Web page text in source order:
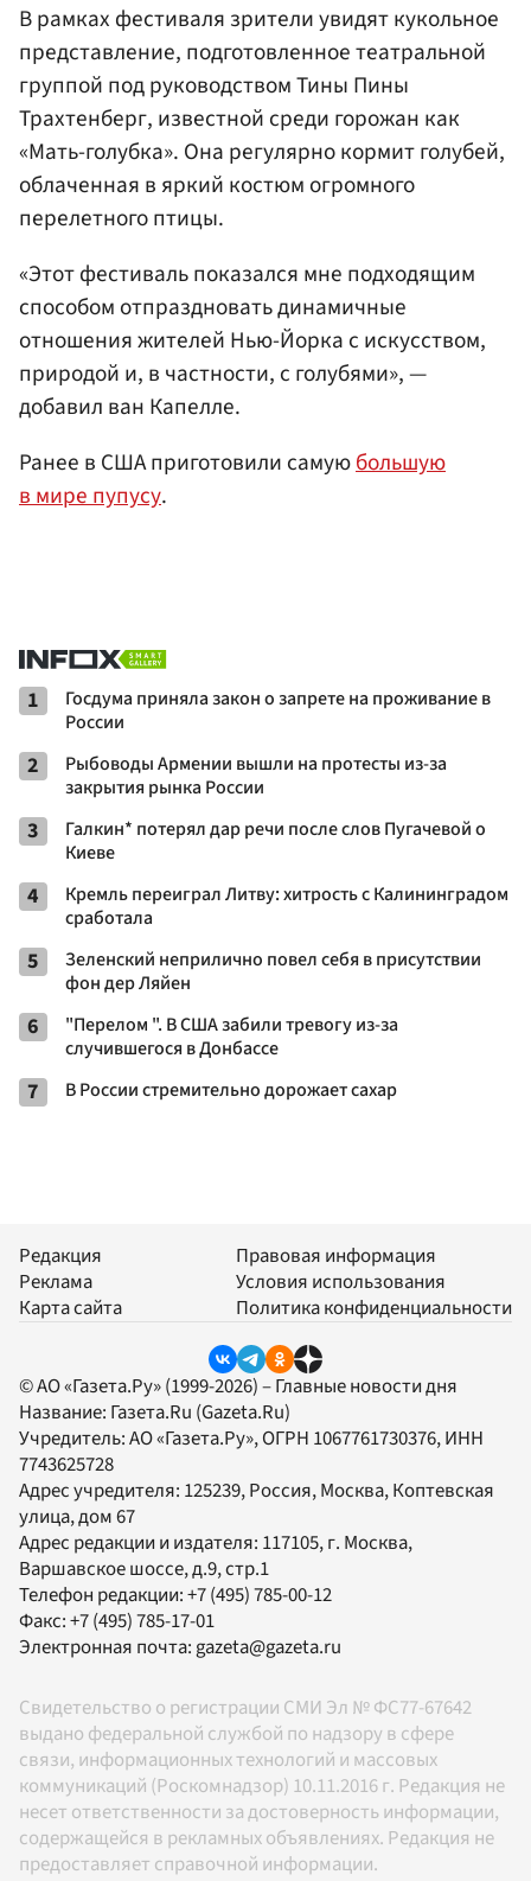
В рамках фестиваля зрители увидят кукольное
представление, подготовленное театральной
группой под руководством Тины Пины
Трахтенберг, известной среди горожан как
«Мать-голубка». Она регулярно кормит голубей,
облаченная в яркий костюм огромного
перелетного птицы.
«Этот фестиваль показался мне подходящим
способом отпраздновать динамичные
отношения жителей Нью-Йорка с искусством,
природой и, в частности, с голубями», —
добавил ван Капелле.
Ранее в США приготовили самуюбольшую
в мире пупусу.
1
Госдума приняла закон о запрете на проживание в
России
2
Рыбоводы Армении вышли на протесты из-за
закрытия рынка России
3
Галкин* потерял дар речи после слов Пугачевой о
Киеве
4
Кремль переиграл Литву: хитрость с Калининградом
сработала
5
Зеленский неприлично повел cебя в присутствии
фон дер Ляйен
6
"Перелом ". В США забили тревогу из-за
случившегося в Донбассе
7 В России стремительно дорожает сахар
Редакция
Реклама
Карта сайта
Правовая информация
Условия использования
Политика конфиденциальности
© АО «Газета.Ру» (1999-2026) – Главные новости дня
Название: Газета.Ru (Gazeta.Ru)
Учредитель:АО «Газета.Ру», ОГРН 1067761730376, ИНН
7743625728
Адрес учредителя: 125239, Россия, Москва, Коптевская
улица, дом 67
Адрес редакции и издателя: 117105, г. Москва,
Варшавское шоссе, д.9, стр.1
Телефон редакции:+7 (495) 785-00-12
Факс:+7 (495) 785-17-01
Электронная почта: gazeta@gazeta.ru
Свидетельство о регистрации СМИ Эл № ФС77-67642
выдано федеральной службой по надзору в сфере
связи, информационных технологий и массовых
коммуникаций (Роскомнадзор) 10.11.2016 г. Редакция не
несет ответственности за достоверность информации,
содержащейся в рекламных объявлениях. Редакция не
предоставляет справочной информации.